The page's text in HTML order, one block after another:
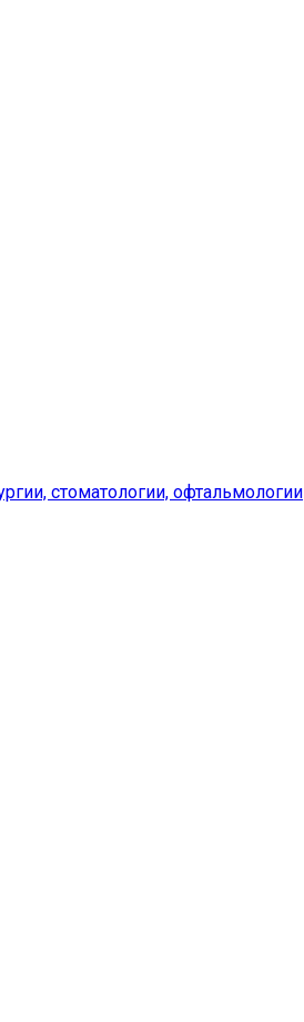
стоматологии, офтальмологии